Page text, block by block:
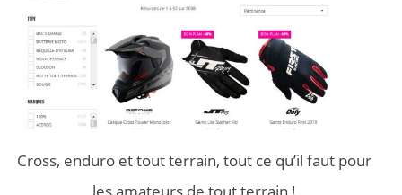
Cross, enduro et tout terrain, tout ce qu’il faut pour